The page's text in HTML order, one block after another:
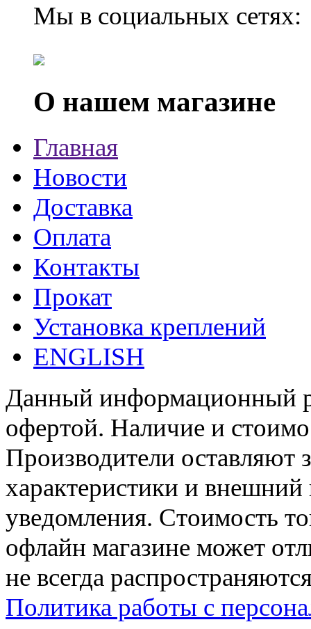
Мы в социальных сетях:
О нашем магазине
Главная
Новости
Доставка
Оплата
Контакты
Прокат
Установка креплений
ENGLISH
Данный информационный
офертой. Наличие и
Производители оставляют
характеристики и внешний
уведомления. Стоимость
офлайн магазине может
не всегда
Политика работы с